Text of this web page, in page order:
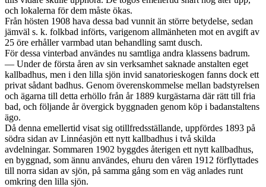
och lokalerna för dem måste ökas.
Från hösten 1908 hava dessa bad vunnit än större betydelse, sedan
jämväl s. k. folkbad införts, varigenom allmänheten mot en avgift av
25 öre erhåller varmbad utan behandling samt dusch.
För dessa vinterbad användes nu samtliga andra klassens badrum.
— Under de första åren av sin verksamhet saknade anstalten eget
kallbadhus, men i den lilla sjön invid sanatorieskogen fanns dock ett
privat sådant badhus. Genom överenskommelse mellan badstyrelsen
och ägarna till detta erhöllo från år 1889 kurgästarna där rätt till fria
bad, och följande år övergick byggnaden genom köp i badanstaltens
ägo.
Då denna emellertid visat sig otillfredsställande, uppfördes 1893 på
södra sidan av Linnéasjön ett nytt kallbadhus i två skilda
avdelningar. Sommaren 1902 byggdes återigen ett nytt kallbadhus,
en byggnad, som ännu användes, ehuru den våren 1912 förflyttades
till norra sidan av sjön, på samma gång som en väg anlades runt
omkring den lilla sjön.